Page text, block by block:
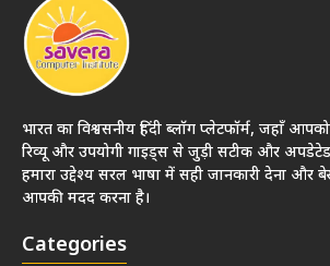
भारत का विश्वसनीय हिंदी ब्लॉग प्लेटफॉर्म, जहाँ
रिव्यू और उपयोगी गाइड्स से जुड़ी सटीक और अपडेटेड
हमारा उद्देश्य सरल भाषा में सही जानकारी देना और
आपकी मदद करना है।
Categories